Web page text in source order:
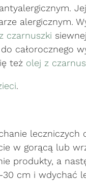
alergicznym.
czarnuszki
całorocznego
też olej z
.
w gorącą lub
produkty, a
cm i wdychać